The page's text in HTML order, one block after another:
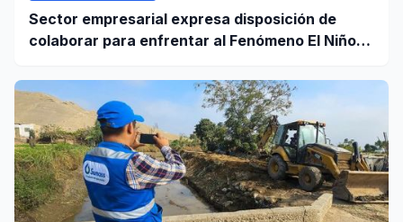
Sector empresarial expresa disposición de
colaborar para enfrentar al Fenómeno El Niño,